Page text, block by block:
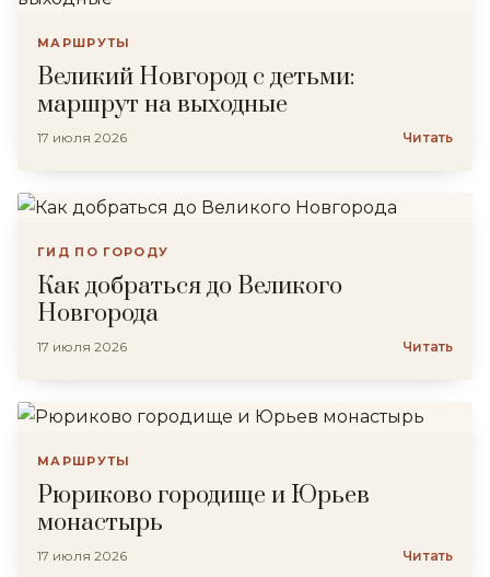
МАРШРУТЫ
Великий Новгород с детьми:
маршрут на выходные
17 июля 2026 Читать
ГИД ПО ГОРОДУ
Как добраться до Великого
Новгорода
17 июля 2026 Читать
МАРШРУТЫ
Рюриково городище и Юрьев
монастырь
17 июля 2026 Читать